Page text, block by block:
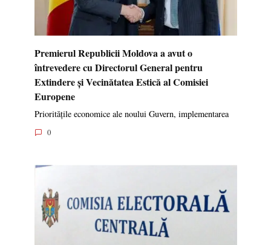
Premierul Republicii Moldova a avut o
întrevedere cu Directorul General pentru
Extindere și Vecinătatea Estică al Comisiei
Europene
Prioritățile economice ale noului Guvern, implementarea
0